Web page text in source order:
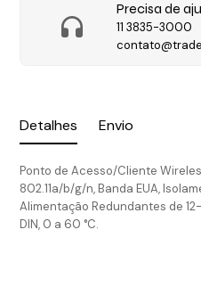
Detalhes Envio
Ponto de Acesso/Cliente
802.11a/b/g/n, Banda EUA,
Alimentação Redundantes de
DIN, 0 a 60 °C.
Precisa de
11 3835-3000